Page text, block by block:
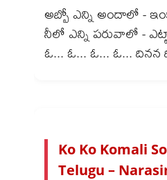
అబ్బో ఎన్ని అందాలో -
నీలో ఎన్ని పరువాలో -
Ko Ko Komali
Telugu –